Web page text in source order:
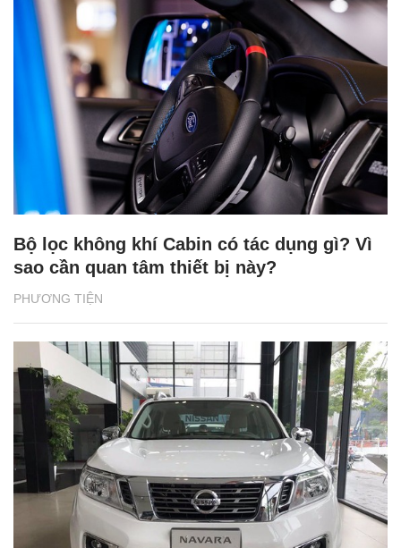
PHƯƠNG TIỆN
Bộ lọc không khí Cabin có tác dụng gì? Vì
sao cần quan tâm thiết bị này?